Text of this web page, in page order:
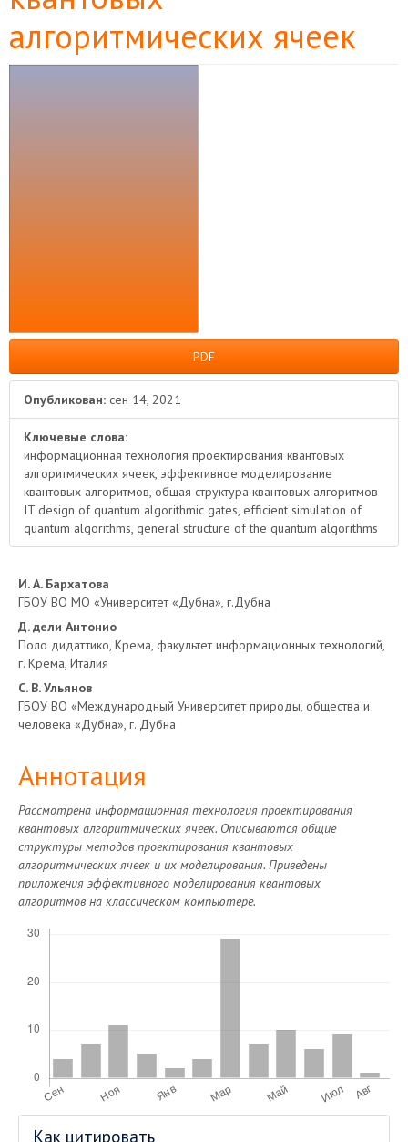
алгоритмических ячеек
PDF
Опубликован: сен 14, 2021
Ключевые слова:
информационная технология проектирования квантовых
алгоритмических ячеек, эффективное моделирование
квантовых алгоритмов, общая структура квантовых алгоритмов
IT design of quantum algorithmic gates, efficient simulation of
quantum algorithms, general structure of the quantum algorithms
Основное
содержимое
статьи
И. А. Бархатова
ГБОУ ВО МО «Университет «Дубна», г.Дубна
Д. дели Антонио
Поло дидаттико, Крема, факультет информационных технологий,
г. Крема, Италия
С. В. Ульянов
ГБОУ ВО «Международный Университет природы, общества и
человека «Дубна», г. Дубна
Аннотация
Рассмотрена информационная технология проектирования
квантовых алгоритмических ячеек. Описываются общие
структуры методов проектирования квантовых
алгоритмических ячеек и их моделирования. Приведены
приложения эффективного моделирования квантовых
алгоритмов на классическом компьютере.
Информация
Как цитировать